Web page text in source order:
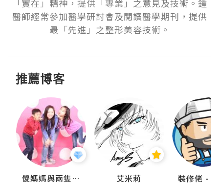
「實在」精神，提供「專業」之意見及技術。鍾
醫師經常參加醫學研討會及閱讀醫學期刊，提供
最「先進」之整形美容技術。
推薦博客
儍媽媽與兩隻小魔怪之家 艾米莉